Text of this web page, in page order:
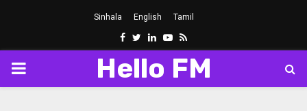
Sinhala English Tamil
Facebook
Twitter
LinkedinYoutube
Rss
PRIMARY
Hello FM